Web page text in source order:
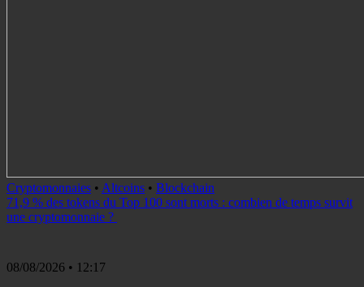
Cryptomonnaies • Altcoins • Blockchain
71,9 % des tokens du Top 100 sont morts : combien de temps survit
une cryptomonnaie ?
08/08/2026 • 12:17